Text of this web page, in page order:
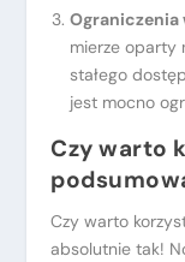
mierze oparty
stałego
jest mocno
Czy warto
Czy warto
absolutnie tak!